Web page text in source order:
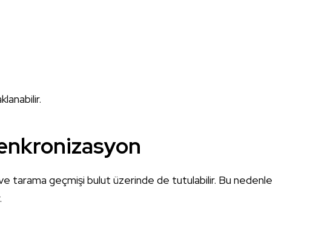
ve tarama geçmişi bulut üzerinde de tutulabilir. Bu nedenle